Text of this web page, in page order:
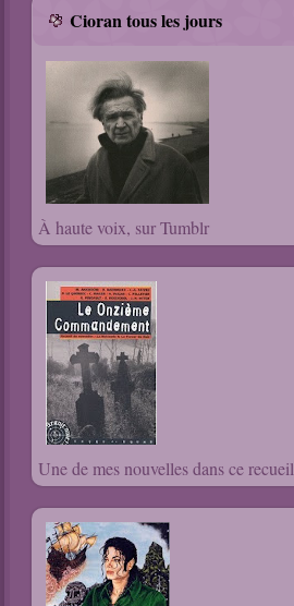
Cioran tous les jours
À haute voix, sur Tumblr
Une de mes nouvelles dans ce recueil